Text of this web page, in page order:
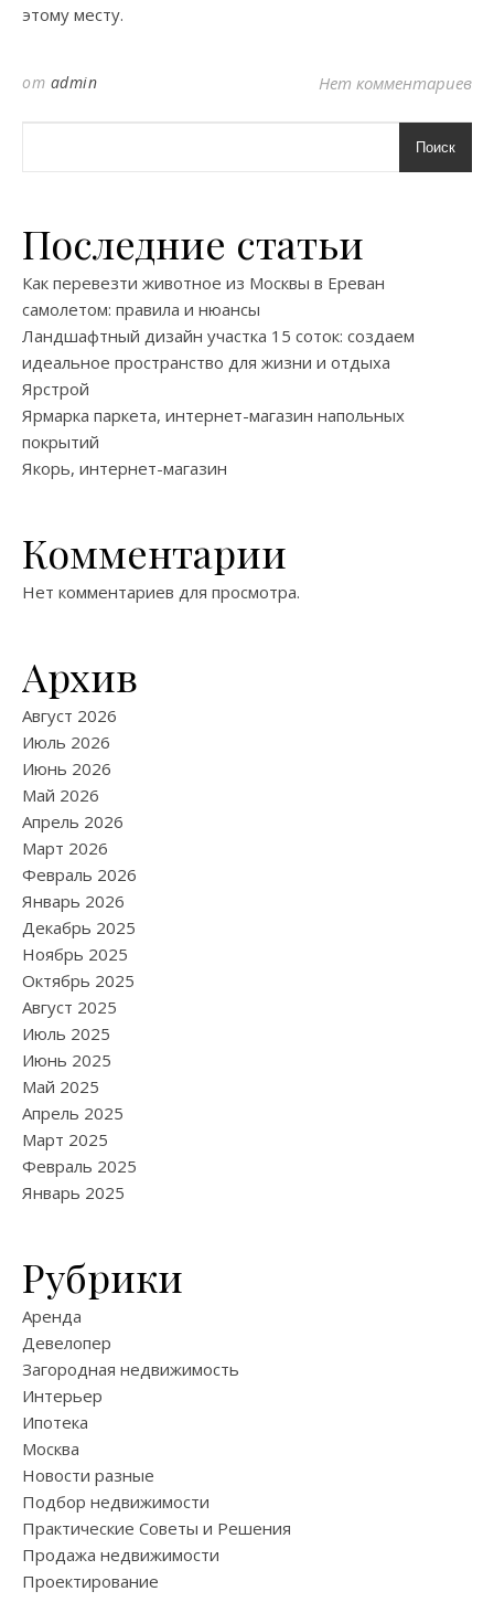
этому месту.
от admin Нет комментариев
Поиск
Последние статьи
Как перевезти животное из Москвы в Ереван
самолетом: правила и нюансы
Ландшафтный дизайн участка 15 соток: создаем
идеальное пространство для жизни и отдыха
Ярстрой
Ярмарка паркета, интернет-магазин напольных
покрытий
Якорь, интернет-магазин
Комментарии
Нет комментариев для просмотра.
Архив
Август 2026
Июль 2026
Июнь 2026
Май 2026
Апрель 2026
Март 2026
Февраль 2026
Январь 2026
Декабрь 2025
Ноябрь 2025
Октябрь 2025
Август 2025
Июль 2025
Июнь 2025
Май 2025
Апрель 2025
Март 2025
Февраль 2025
Январь 2025
Рубрики
Аренда
Девелопер
Загородная недвижимость
Интерьер
Ипотека
Москва
Новости разные
Подбор недвижимости
Практические Советы и Решения
Продажа недвижимости
Проектирование